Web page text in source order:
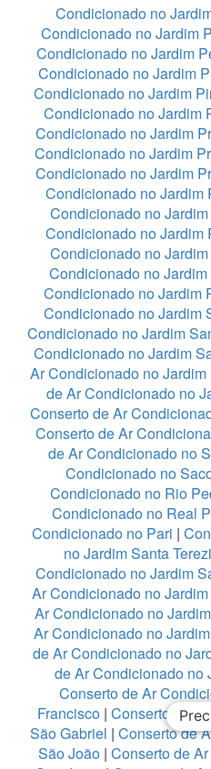
Condicionado no
Condicionado no Jardim
Condicionado no Jardim
Condicionado no Jardim
Condicionado no Jardim
Condicionado no Jardim
Condicionado no Jardim
Condicionado no Jardim
Condicionado no Jardim
Condicionado no Jardim
Condicionado no
Condicionado no Jardim
Condicionado no
Condicionado no Jardim
Condicionado no Jardim
Condicionado no Jardim
Condicionado no Jardim
Condicionado no Jardim
Ar Condicionado no
de Ar Condicionado no
Conserto de Ar
Conserto de Ar
de Ar Condicionado no
Condicionado no
Condicionado no Rio
Condicionado no Real
Condicionado no Pari |
no Jardim Santa
Condicionado no Jardim
Ar Condicionado no
Ar Condicionado no
Ar Condicionado no
de Ar Condicionado no
de Ar Condicionado no
Conserto de Ar
Francisco | Conserto de
São Gabriel | Conserto de
São João| Conserto de